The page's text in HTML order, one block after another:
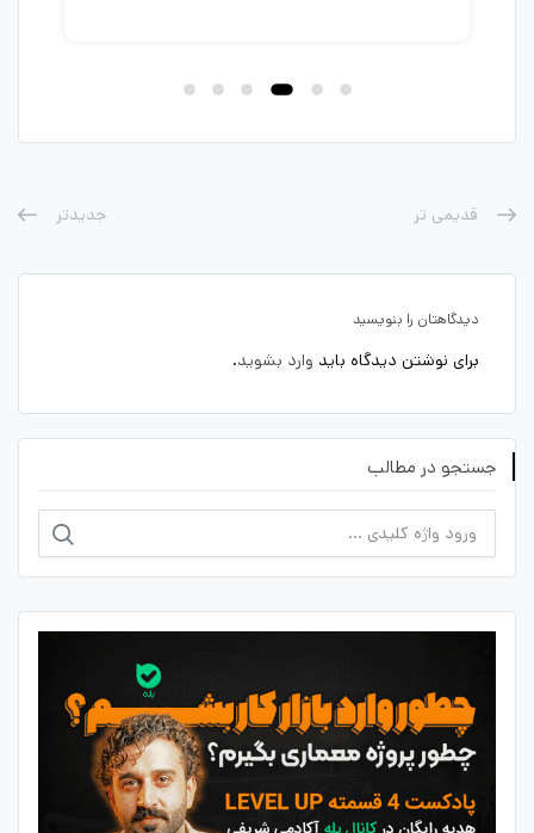
قدیمی تر جدیدتر
دیدگاهتان را بنویسید
برای نوشتن دیدگاه باید وارد بشوید.
جستجو در مطالب